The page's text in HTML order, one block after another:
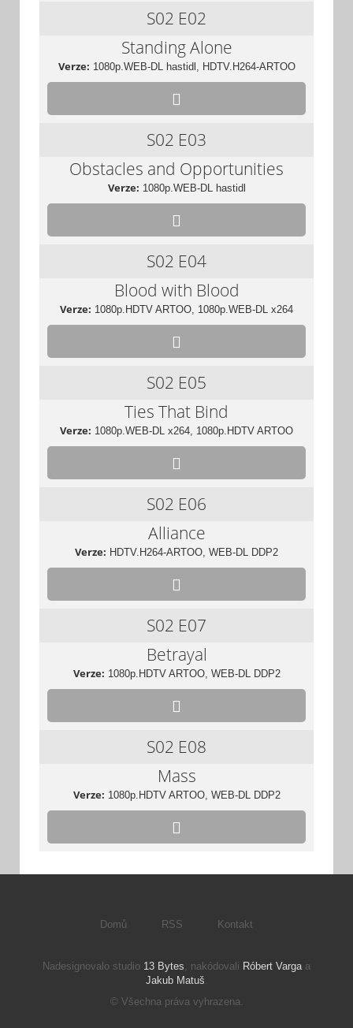
S02 E02
Standing Alone
Verze: 1080p.WEB-DL hastidl, HDTV.H264-ARTOO
S02 E03
Obstacles and Opportunities
Verze: 1080p.WEB-DL hastidl
S02 E04
Blood with Blood
Verze: 1080p.HDTV ARTOO, 1080p.WEB-DL x264
S02 E05
Ties That Bind
Verze: 1080p.WEB-DL x264, 1080p.HDTV ARTOO
S02 E06
Alliance
Verze: HDTV.H264-ARTOO, WEB-DL DDP2
S02 E07
Betrayal
Verze: 1080p.HDTV ARTOO, WEB-DL DDP2
S02 E08
Mass
Verze: 1080p.HDTV ARTOO, WEB-DL DDP2
Domů RSS Kontakt
Nadesignovalo studio 13 Bytes, nakódovali Róbert Vargaa
Jakub Matuš.
© Všechna práva vyhrazena.